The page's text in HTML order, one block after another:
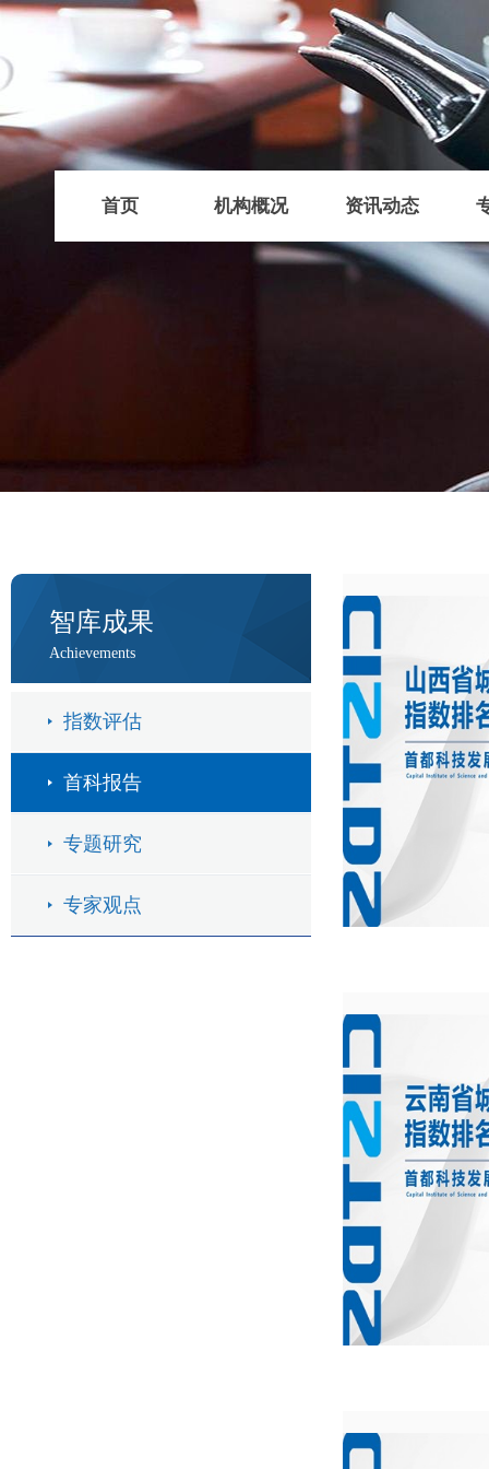
首页 机构概况 资讯动态
智库成果
Achievements
指数评估
首科报告
专题研究
专家观点